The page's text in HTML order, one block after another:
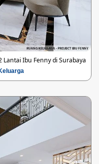
Lantai Ibu Fenny di Surabaya